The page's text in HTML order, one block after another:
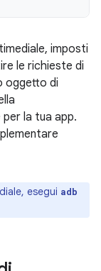
imposti
le richieste di
oggetto di
per la tua app.
esegui adb